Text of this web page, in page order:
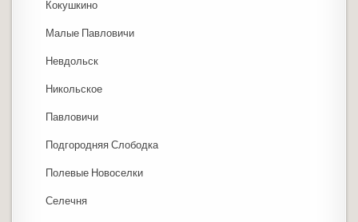
Кокушкино
Малые Павловичи
Невдольск
Никольское
Павловичи
Подгородняя Слободка
Полевые Новоселки
Селечня